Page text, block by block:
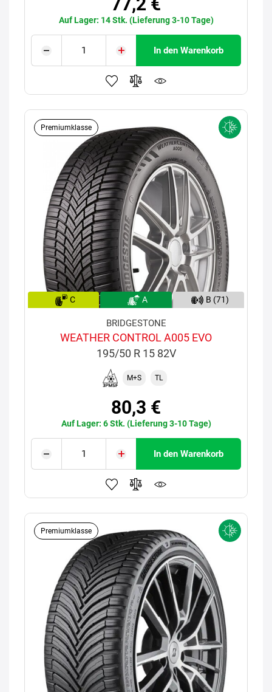
Auf Lager: 14 Stk. (Lieferung 3-10 Tage)
In den Warenkorb
Premiumklasse
C A B (71)
BRIDGESTONE
WEATHER CONTROL A005 EVO
195/50 R 15 82V
M+S TL
80,3 €
Auf Lager: 6 Stk. (Lieferung 3-10 Tage)
In den Warenkorb
Premiumklasse